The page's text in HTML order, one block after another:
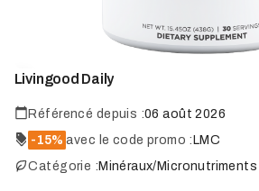
Livingood Daily
Référencé depuis :06 août 2026
-15% avec le code promo :LMC
Catégorie :Minéraux/Micronutriments